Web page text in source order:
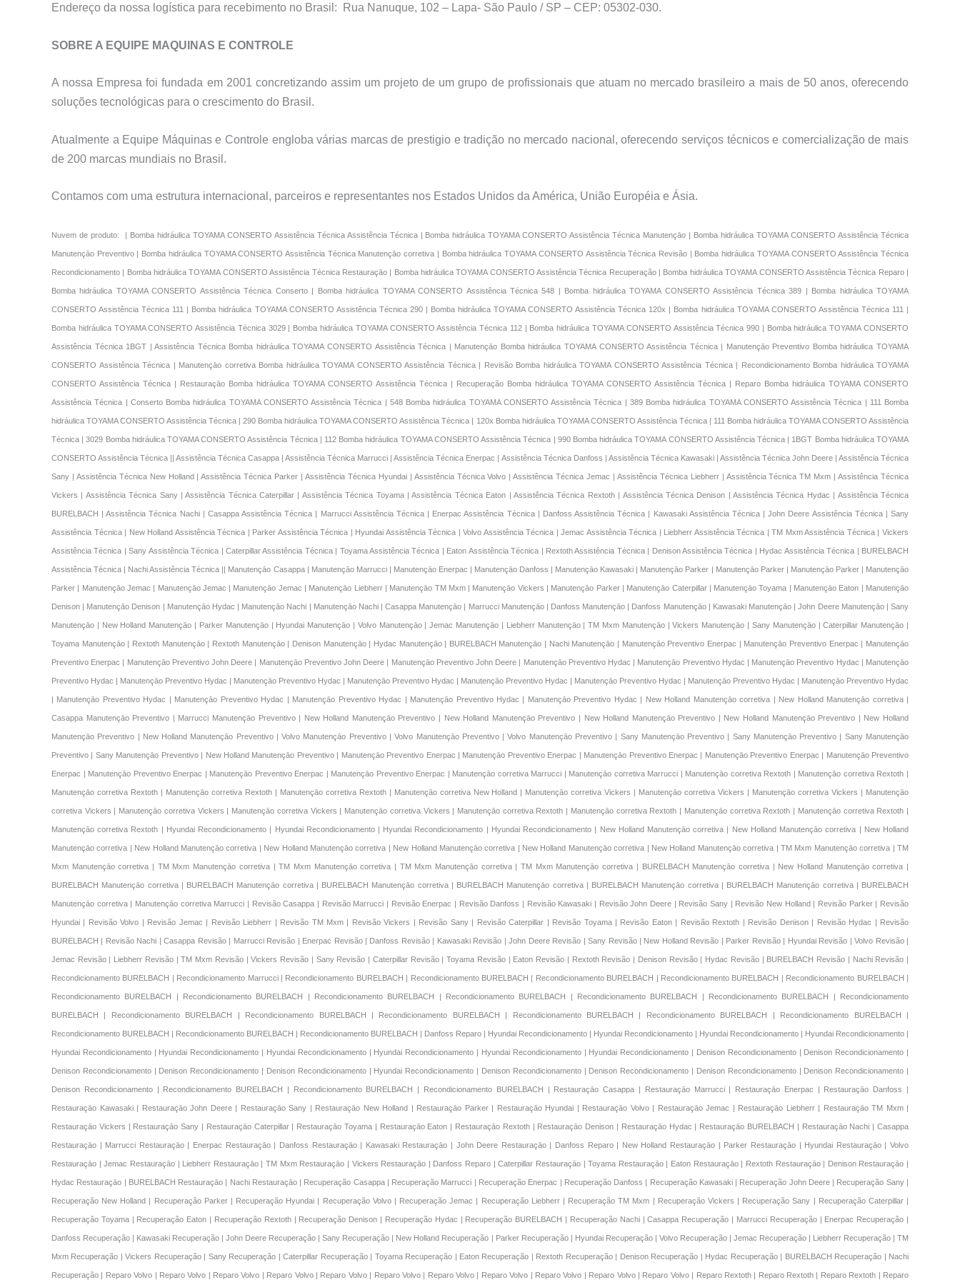
Endereço da nossa logística para recebimento no Brasil: Rua Nanuque, 102 – Lapa- São Paulo / SP – CEP: 05302-030.
SOBRE A EQUIPE MAQUINAS E CONTROLE
A nossa Empresa foi fundada em 2001 concretizando assim um projeto de um grupo de profissionais que atuam no mercado brasileiro a mais de 50 anos, oferecendo
soluções tecnológicas para o crescimento do Brasil.
Atualmente a Equipe Máquinas e Controle engloba várias marcas de prestigio e tradição no mercado nacional, oferecendo serviços técnicos e comercialização de mais
de 200 marcas mundiais no Brasil.
Contamos com uma estrutura internacional, parceiros e representantes nos Estados Unidos da América, União Européia e Ásia.
Nuvem de produto: | Bomba hidráulica TOYAMA CONSERTO Assistência Técnica Assistência Técnica | Bomba hidráulica TOYAMA CONSERTO Assistência Técnica Manutençāo | Bomba hidráulica TOYAMA CONSERTO Assistência Técnica
Manutençāo Preventivo | Bomba hidráulica TOYAMA CONSERTO Assistência Técnica Manutençāo corretiva | Bomba hidráulica TOYAMA CONSERTO Assistência Técnica Revisão | Bomba hidráulica TOYAMA CONSERTO Assistência Técnica
Recondicionamento | Bomba hidráulica TOYAMA CONSERTO Assistência Técnica Restauraçāo | Bomba hidráulica TOYAMA CONSERTO Assistência Técnica Recuperação | Bomba hidráulica TOYAMA CONSERTO Assistência Técnica Reparo |
Bomba hidráulica TOYAMA CONSERTO Assistência Técnica Conserto | Bomba hidráulica TOYAMA CONSERTO Assistência Técnica 548 | Bomba hidráulica TOYAMA CONSERTO Assistência Técnica 389 | Bomba hidráulica TOYAMA
CONSERTO Assistência Técnica 111 | Bomba hidráulica TOYAMA CONSERTO Assistência Técnica 290 | Bomba hidráulica TOYAMA CONSERTO Assistência Técnica 120x | Bomba hidráulica TOYAMA CONSERTO Assistência Técnica 111 |
Bomba hidráulica TOYAMA CONSERTO Assistência Técnica 3029 | Bomba hidráulica TOYAMA CONSERTO Assistência Técnica 112 | Bomba hidráulica TOYAMA CONSERTO Assistência Técnica 990 | Bomba hidráulica TOYAMA CONSERTO
Assistência Técnica 1BGT | Assistência Técnica Bomba hidráulica TOYAMA CONSERTO Assistência Técnica | Manutençāo Bomba hidráulica TOYAMA CONSERTO Assistência Técnica | Manutençāo Preventivo Bomba hidráulica TOYAMA
CONSERTO Assistência Técnica | Manutençāo corretiva Bomba hidráulica TOYAMA CONSERTO Assistência Técnica | Revisão Bomba hidráulica TOYAMA CONSERTO Assistência Técnica | Recondicionamento Bomba hidráulica TOYAMA
CONSERTO Assistência Técnica | Restauraçāo Bomba hidráulica TOYAMA CONSERTO Assistência Técnica | Recuperação Bomba hidráulica TOYAMA CONSERTO Assistência Técnica | Reparo Bomba hidráulica TOYAMA CONSERTO
Assistência Técnica | Conserto Bomba hidráulica TOYAMA CONSERTO Assistência Técnica | 548 Bomba hidráulica TOYAMA CONSERTO Assistência Técnica | 389 Bomba hidráulica TOYAMA CONSERTO Assistência Técnica | 111 Bomba
hidráulica TOYAMA CONSERTO Assistência Técnica | 290 Bomba hidráulica TOYAMA CONSERTO Assistência Técnica | 120x Bomba hidráulica TOYAMA CONSERTO Assistência Técnica | 111 Bomba hidráulica TOYAMA CONSERTO Assistência
Técnica | 3029 Bomba hidráulica TOYAMA CONSERTO Assistência Técnica | 112 Bomba hidráulica TOYAMA CONSERTO Assistência Técnica | 990 Bomba hidráulica TOYAMA CONSERTO Assistência Técnica | 1BGT Bomba hidráulica TOYAMA
CONSERTO Assistência Técnica || Assistência Técnica Casappa | Assistência Técnica Marrucci | Assistência Técnica Enerpac | Assistência Técnica Danfoss | Assistência Técnica Kawasaki | Assistência Técnica John Deere | Assistência Técnica
Sany | Assistência Técnica New Holland | Assistência Técnica Parker | Assistência Técnica Hyundai | Assistência Técnica Volvo | Assistência Técnica Jemac | Assistência Técnica Liebherr | Assistência Técnica TM Mxm | Assistência Técnica
Vickers | Assistência Técnica Sany | Assistência Técnica Caterpillar | Assistência Técnica Toyama | Assistência Técnica Eaton | Assistência Técnica Rextoth | Assistência Técnica Denison | Assistência Técnica Hydac | Assistência Técnica
BURELBACH | Assistência Técnica Nachi | Casappa Assistência Técnica | Marrucci Assistência Técnica | Enerpac Assistência Técnica | Danfoss Assistência Técnica | Kawasaki Assistência Técnica | John Deere Assistência Técnica | Sany
Assistência Técnica | New Holland Assistência Técnica | Parker Assistência Técnica | Hyundai Assistência Técnica | Volvo Assistência Técnica | Jemac Assistência Técnica | Liebherr Assistência Técnica | TM Mxm Assistência Técnica | Vickers
Assistência Técnica | Sany Assistência Técnica | Caterpillar Assistência Técnica | Toyama Assistência Técnica | Eaton Assistência Técnica | Rextoth Assistência Técnica | Denison Assistência Técnica | Hydac Assistência Técnica | BURELBACH
Assistência Técnica | Nachi Assistência Técnica || Manutençāo Casappa | Manutençāo Marrucci | Manutençāo Enerpac | Manutençāo Danfoss | Manutençāo Kawasaki | Manutençāo Parker | Manutençāo Parker | Manutençāo Parker | Manutençāo Parker | Manutençāo Jemac | Manutençāo Jemac | Manutençāo Jemac | Manutençāo Liebherr | Manutençāo TM Mxm | Manutençāo Vickers | Manutençāo Parker | Manutençāo Caterpillar | Manutençāo Toyama | Manutençāo Eaton | Manutençāo Denison | Manutençāo Denison | Manutençāo Hydac | Manutençāo Nachi | Manutençāo Nachi | Casappa Manutençāo | Marrucci Manutençāo | Danfoss Manutençāo | Danfoss Manutençāo | Kawasaki Manutençāo | John Deere Manutençāo | Sany Manutençāo | New Holland Manutençāo | Parker Manutençāo | Hyundai Manutençāo | Volvo Manutençāo | Jemac Manutençāo | Liebherr Manutençāo | TM Mxm Manutençāo | Vickers Manutençāo | Sany Manutençāo | Caterpillar Manutençāo | Toyama Manutençāo | Rextoth Manutençāo | Rextoth Manutençāo | Denison Manutençāo | Hydac Manutençāo | BURELBACH Manutençāo | Nachi Manutençāo | Manutençāo Preventivo Enerpac | Manutençāo Preventivo Enerpac | Manutençāo Preventivo Enerpac | Manutençāo Preventivo John Deere | Manutençāo Preventivo John Deere | Manutençāo Preventivo John Deere | Manutençāo Preventivo Hydac | Manutençāo Preventivo Hydac | Manutençāo Preventivo Hydac | Manutençāo Preventivo Hydac | Manutençāo Preventivo Hydac | Manutençāo Preventivo Hydac | Manutençāo Preventivo Hydac | Manutençāo Preventivo Hydac | Manutençāo Preventivo Hydac | Manutençāo Preventivo Hydac | Manutençāo Preventivo Hydac | Manutençāo Preventivo Hydac | Manutençāo Preventivo Hydac | Manutençāo Preventivo Hydac | Manutençāo Preventivo Hydac | Manutençāo Preventivo Hydac | New Holland Manutençāo corretiva | New Holland Manutençāo corretiva | Casappa Manutençāo Preventivo | Marrucci Manutençāo Preventivo | New Holland Manutençāo Preventivo | New Holland Manutençāo Preventivo | New Holland Manutençāo Preventivo | New Holland Manutençāo Preventivo | New Holland Manutençāo Preventivo | New Holland Manutençāo Preventivo | Volvo Manutençāo Preventivo | Volvo Manutençāo Preventivo | Volvo Manutençāo Preventivo | Sany Manutençāo Preventivo | Sany Manutençāo Preventivo | Sany Manutençāo Preventivo | Sany Manutençāo Preventivo | New Holland Manutençāo Preventivo | Manutençāo Preventivo Enerpac | Manutençāo Preventivo Enerpac | Manutençāo Preventivo Enerpac | Manutençāo Preventivo Enerpac | Manutençāo Preventivo Enerpac | Manutençāo Preventivo Enerpac | Manutençāo Preventivo Enerpac | Manutençāo Preventivo Enerpac | Manutençāo corretiva Marrucci | Manutençāo corretiva Marrucci | Manutençāo corretiva Rextoth | Manutençāo corretiva Rextoth | Manutençāo corretiva Rextoth | Manutençāo corretiva Rextoth | Manutençāo corretiva Rextoth | Manutençāo corretiva New Holland | Manutençāo corretiva Vickers | Manutençāo corretiva Vickers | Manutençāo corretiva Vickers | Manutençāo corretiva Vickers | Manutençāo corretiva Vickers | Manutençāo corretiva Vickers | Manutençāo corretiva Vickers | Manutençāo corretiva Rextoth | Manutençāo corretiva Rextoth | Manutençāo corretiva Rextoth | Manutençāo corretiva Rextoth | Manutençāo corretiva Rextoth | Hyundai Recondicionamento | Hyundai Recondicionamento | Hyundai Recondicionamento | Hyundai Recondicionamento | New Holland Manutençāo corretiva | New Holland Manutençāo corretiva | New Holland Manutençāo corretiva | New Holland Manutençāo corretiva | New Holland Manutençāo corretiva | New Holland Manutençāo corretiva | New Holland Manutençāo corretiva | New Holland Manutençāo corretiva | TM Mxm Manutençāo corretiva | TM Mxm Manutençāo corretiva | TM Mxm Manutençāo corretiva | TM Mxm Manutençāo corretiva | TM Mxm Manutençāo corretiva | TM Mxm Manutençāo corretiva | BURELBACH Manutençāo corretiva | New Holland Manutençāo corretiva | BURELBACH Manutençāo corretiva | BURELBACH Manutençāo corretiva | BURELBACH Manutençāo corretiva | BURELBACH Manutençāo corretiva | BURELBACH Manutençāo corretiva | BURELBACH Manutençāo corretiva | BURELBACH Manutençāo corretiva | Manutençāo corretiva Marrucci | Revisão Casappa | Revisão Marrucci | Revisão Enerpac | Revisão Danfoss | Revisão Kawasaki | Revisão John Deere | Revisão Sany | Revisão New Holland | Revisão Parker | Revisão Hyundai | Revisão Volvo | Revisão Jemac | Revisão Liebherr | Revisão TM Mxm | Revisão Vickers | Revisão Sany | Revisão Caterpillar | Revisão Toyama | Revisão Eaton | Revisão Rextoth | Revisão Denison | Revisão Hydac | Revisão BURELBACH | Revisão Nachi | Casappa Revisão | Marrucci Revisão | Enerpac Revisão | Danfoss Revisão | Kawasaki Revisão | John Deere Revisão | Sany Revisão | New Holland Revisão | Parker Revisão | Hyundai Revisão | Volvo Revisão | Jemac Revisão | Liebherr Revisão | TM Mxm Revisão | Vickers Revisão | Sany Revisão | Caterpillar Revisão | Toyama Revisão | Eaton Revisão | Rextoth Revisão | Denison Revisão | Hydac Revisão | BURELBACH Revisão | Nachi Revisão | Recondicionamento BURELBACH | Recondicionamento Marrucci | Recondicionamento BURELBACH | Recondicionamento BURELBACH | Recondicionamento BURELBACH | Recondicionamento BURELBACH | Recondicionamento BURELBACH | Recondicionamento BURELBACH | Recondicionamento BURELBACH | Recondicionamento BURELBACH | Recondicionamento BURELBACH | Recondicionamento BURELBACH | Recondicionamento BURELBACH | Recondicionamento BURELBACH | Recondicionamento BURELBACH | Recondicionamento BURELBACH | Recondicionamento BURELBACH | Recondicionamento BURELBACH | Recondicionamento BURELBACH | Recondicionamento BURELBACH | Recondicionamento BURELBACH | Recondicionamento BURELBACH | Recondicionamento BURELBACH | Danfoss Reparo | Hyundai Recondicionamento | Hyundai Recondicionamento | Hyundai Recondicionamento | Hyundai Recondicionamento | Hyundai Recondicionamento | Hyundai Recondicionamento | Hyundai Recondicionamento | Hyundai Recondicionamento | Hyundai Recondicionamento | Hyundai Recondicionamento | Denison Recondicionamento | Denison Recondicionamento | Denison Recondicionamento | Denison Recondicionamento | Denison Recondicionamento | Hyundai Recondicionamento | Denison Recondicionamento | Denison Recondicionamento | Denison Recondicionamento | Denison Recondicionamento | Denison Recondicionamento | Recondicionamento BURELBACH | Recondicionamento BURELBACH | Recondicionamento BURELBACH | Restauraçāo Casappa | Restauraçāo Marrucci | Restauraçāo Enerpac | Restauraçāo Danfoss | Restauraçāo Kawasaki | Restauraçāo John Deere | Restauraçāo Sany | Restauraçāo New Holland | Restauraçāo Parker | Restauraçāo Hyundai | Restauraçāo Volvo | Restauraçāo Jemac | Restauraçāo Liebherr | Restauraçāo TM Mxm | Restauraçāo Vickers | Restauraçāo Sany | Restauraçāo Caterpillar | Restauraçāo Toyama | Restauraçāo Eaton | Restauraçāo Rextoth | Restauraçāo Denison | Restauraçāo Hydac | Restauraçāo BURELBACH | Restauraçāo Nachi | Casappa Restauraçāo | Marrucci Restauraçāo | Enerpac Restauraçāo | Danfoss Restauraçāo | Kawasaki Restauraçāo | John Deere Restauraçāo | Danfoss Reparo | New Holland Restauraçāo | Parker Restauraçāo | Hyundai Restauraçāo | Volvo Restauraçāo | Jemac Restauraçāo | Liebherr Restauraçāo | TM Mxm Restauraçāo | Vickers Restauraçāo | Danfoss Reparo | Caterpillar Restauraçāo | Toyama Restauraçāo | Eaton Restauraçāo | Rextoth Restauraçāo | Denison Restauraçāo | Hydac Restauraçāo | BURELBACH Restauraçāo | Nachi Restauraçāo | Recuperação Casappa | Recuperação Marrucci | Recuperação Enerpac | Recuperação Danfoss | Recuperação Kawasaki | Recuperação John Deere | Recuperação Sany | Recuperação New Holland | Recuperação Parker | Recuperação Hyundai | Recuperação Volvo | Recuperação Jemac | Recuperação Liebherr | Recuperação TM Mxm | Recuperação Vickers | Recuperação Sany | Recuperação Caterpillar | Recuperação Toyama | Recuperação Eaton | Recuperação Rextoth | Recuperação Denison | Recuperação Hydac | Recuperação BURELBACH | Recuperação Nachi | Casappa Recuperação | Marrucci Recuperação | Enerpac Recuperação | Danfoss Recuperação | Kawasaki Recuperação | John Deere Recuperação | Sany Recuperação | New Holland Recuperação | Parker Recuperação | Hyundai Recuperação | Volvo Recuperação | Jemac Recuperação | Liebherr Recuperação | TM Mxm Recuperação | Vickers Recuperação | Sany Recuperação | Caterpillar Recuperação | Toyama Recuperação | Eaton Recuperação | Rextoth Recuperação | Denison Recuperação | Hydac Recuperação | BURELBACH Recuperação | Nachi Recuperação | Reparo Volvo | Reparo Volvo | Reparo Volvo | Reparo Volvo | Reparo Volvo | Reparo Volvo | Reparo Volvo | Reparo Volvo | Reparo Volvo | Reparo Volvo | Reparo Volvo | Reparo Rextoth | Reparo Rextoth | Reparo Rextoth | Reparo Rextoth | Reparo Volvo | Reparo Rextoth | Reparo Rextoth | Reparo Rextoth | Reparo Rextoth | Reparo Denison | Reparo Hydac | Reparo BURELBACH | Reparo Nachi | Danfoss Reparo | Danfoss Reparo | Danfoss Reparo | Danfoss Reparo | Parker Reparo | Parker Reparo | Parker Reparo | Parker Reparo | Parker Reparo | BURELBACH Reparo | BURELBACH Reparo | BURELBACH Reparo | BURELBACH Reparo | BURELBACH Reparo | BURELBACH Reparo | Parker Reparo | BURELBACH Reparo | BURELBACH Reparo | BURELBACH Reparo | BURELBACH Reparo | BURELBACH Reparo | BURELBACH Reparo | BURELBACH Reparo | Reparo Volvo | Conserto Casappa | Conserto Marrucci | Conserto Enerpac | Conserto Danfoss | Conserto Kawasaki | Conserto John Deere | Conserto Sany | Conserto New Holland | Conserto Parker | Conserto Hyundai | Conserto Volvo | Conserto Jemac | Conserto Liebherr | Conserto TM Mxm | Conserto Vickers | Conserto Sany | Conserto Caterpillar | Conserto Toyama | Conserto Eaton | Conserto Rextoth | Conserto Denison | Conserto Hydac | Conserto BURELBACH | Conserto Nachi | Casappa Conserto | Marrucci Conserto | Enerpac Conserto | John Deere Conserto | John Deere Conserto | John Deere Conserto | Toyama Conserto | Hyundai Conserto | Hyundai Conserto | Hyundai Conserto | Liebherr Conserto | Liebherr Conserto | Liebherr Conserto | Toyama Conserto | Toyama Conserto | Toyama Conserto | Toyama Conserto | Toyama Conserto